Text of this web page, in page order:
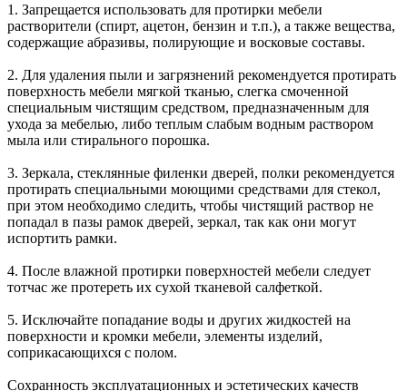
1. Запрещается использовать для протирки мебели
растворители (спирт, ацетон, бензин и т.п.), а также вещества,
содержащие абразивы, полирующие и восковые составы.
2. Для удаления пыли и загрязнений рекомендуется протирать
поверхность мебели мягкой тканью, слегка смоченной
специальным чистящим средством, предназначенным для
ухода за мебелью, либо теплым слабым водным раствором
мыла или стирального порошка.
3. Зеркала, стеклянные филенки дверей, полки рекомендуется
протирать специальными моющими средствами для стекол,
при этом необходимо следить, чтобы чистящий раствор не
попадал в пазы рамок дверей, зеркал, так как они могут
испортить рамки.
4. После влажной протирки поверхностей мебели следует
тотчас же протереть их сухой тканевой салфеткой.
5. Исключайте попадание воды и других жидкостей на
поверхности и кромки мебели, элементы изделий,
соприкасающихся с полом.
Сохранность эксплуатационных и эстетических качеств